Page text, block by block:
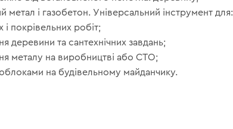
метал і газобетон. Універсальний інструмент для:
покрівельних робіт;
деревини та сантехнічних завдань;
металу на виробництві або СТО;
на будівельному майданчику.